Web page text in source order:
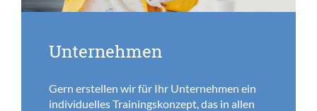
Unternehmen
Gern erstellen wir für Ihr Unternehmen ein
individuelles Trainingskonzept, das in allen